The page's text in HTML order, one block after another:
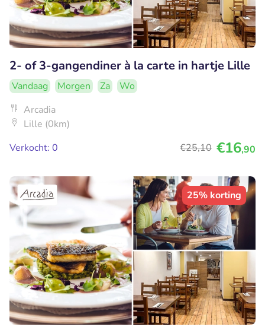
2- of 3-gangendiner à la carte in hartje Lille
Vandaag Morgen Za
Wo
Arcadia
Lille (0km)
Verkocht: 0
€25,10 €16,90
25% korting